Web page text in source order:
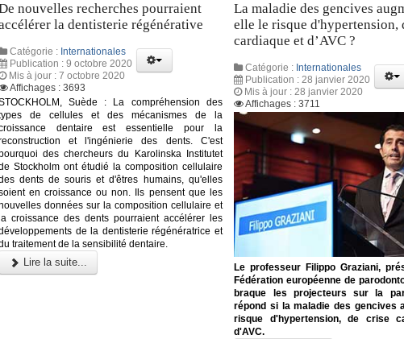
nouvelles recherches pourraient
la dentisterie régénérative
Catégorie : Internationales
Publication : 9 octobre 2020
Mis à jour : 7 octobre 2020
Affichages : 3693
Suède : La compréhension des
de cellules et des mécanismes de la
dentaire est essentielle pour la
et l'ingénierie des dents. C'est
des chercheurs du Karolinska Institutet
Stockholm ont étudié la composition cellulaire
dents de souris et d'êtres humains, qu'elles
en croissance ou non. Ils pensent que les
données sur la composition cellulaire et
croissance des dents pourraient accélérer les
de la dentisterie régénératrice et
traitement de la sensibilité dentaire.
Lire la suite...
La maladie des gencives
elle le risque d'hypertension,
cardiaque et d’AVC ?
Catégorie : Internationales
Publication : 28 janvier 2020
Mis à jour : 28 janvier 2020
Affichages : 3711
Le professeur Filippo Graziani,
Fédération européenne de
braque les projecteurs sur la
répond si la maladie des gencives
risque d'hypertension, de crise
d'AVC.